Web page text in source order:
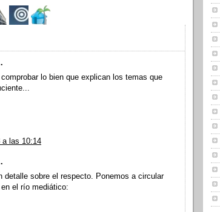
lo bien que explican los temas que
a las 10:14
detalle sobre el respecto. Ponemos a circular
el río mediático: